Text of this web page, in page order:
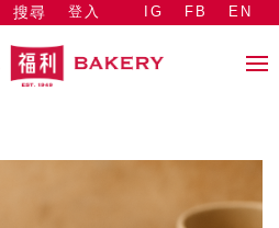
搜尋 登入 IG FB EN